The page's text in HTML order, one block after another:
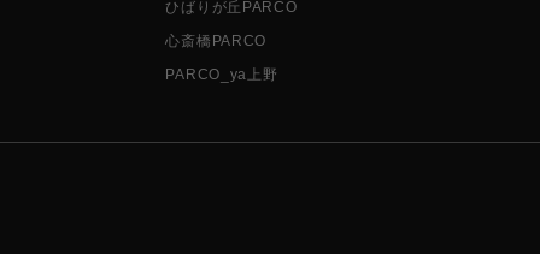
ひばりが丘PARCO
心斎橋PARCO
PARCO_ya上野